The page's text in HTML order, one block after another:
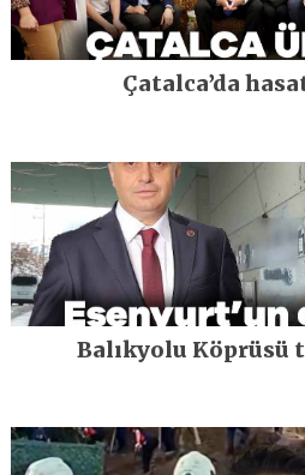
Çatalca’da
Balıkyolu Köprüsü